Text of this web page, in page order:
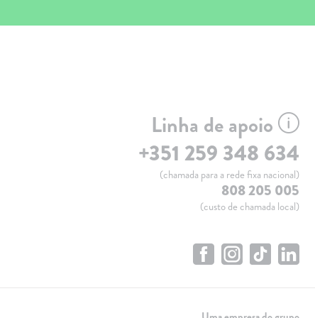
Linha de apoio
+351 259 348 634
(chamada para a rede fixa nacional)
808 205 005
(custo de chamada local)